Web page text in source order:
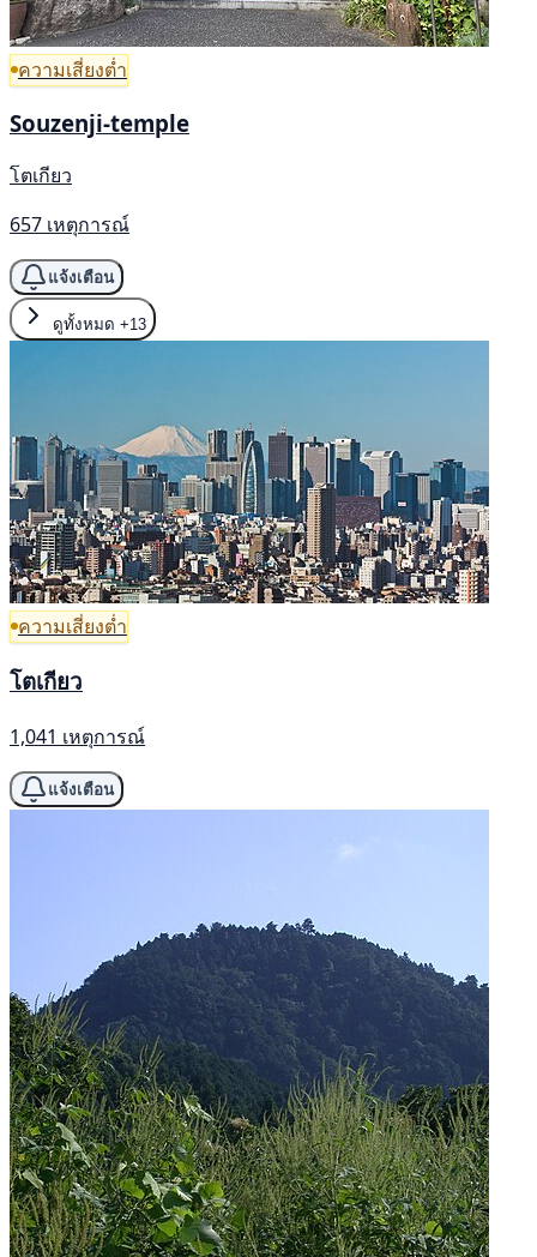
ความเสี่ยงต่ำ
Souzenji-temple
โตเกียว
657 เหตุการณ์
แจ้งเตือน
ดูทั้งหมด +13
ความเสี่ยงต่ำ
โตเกียว
1,041 เหตุการณ์
แจ้งเตือน